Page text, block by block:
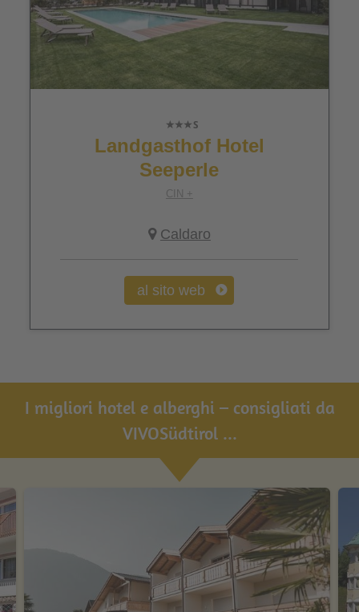
Landgasthof Hotel
Seeperle
CIN +
Caldaro
al sito web
I migliori hotel e alberghi – consigliati da
VIVOSüdtirol ...